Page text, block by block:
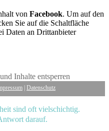
von Facebook. Um auf den
Sie auf die Schaltfläche
Daten an Drittanbieter
Inhalte entsperren
Datenschutz
sind oft vielschichtig.
darauf.